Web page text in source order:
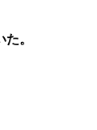
。